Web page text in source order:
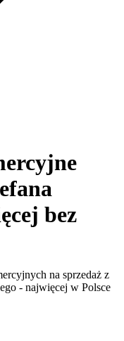
bez
na sprzedaż z
- najwięcej w Polsce